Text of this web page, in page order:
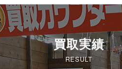
買取実績
RESULT